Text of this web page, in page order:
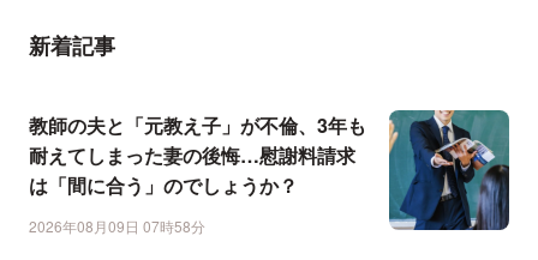
新着記事
教師の夫と「元教え子」が不倫、3年も
耐えてしまった妻の後悔…慰謝料請求
は「間に合う」のでしょうか？
2026年08月09日 07時58分